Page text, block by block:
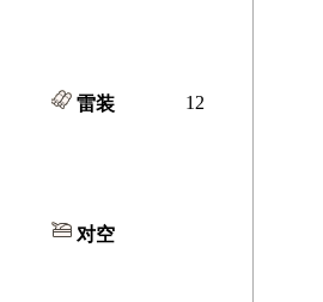
雷装 12
对空